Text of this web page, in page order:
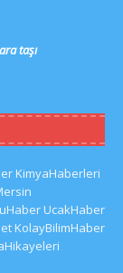
taşı
KimyaHaberleri
UcakHaber
KolayBilimHaber